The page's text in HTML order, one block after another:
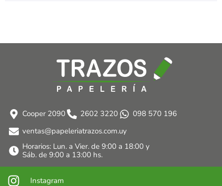
Cooper 2090 2602 3220
098 570 196
ventas@papeleriatrazos.com.uy
Horarios: Lun. a Vier. de 9:00 a 18:00 y
Sáb. de 9:00 a 13:00 hs.
Instagram